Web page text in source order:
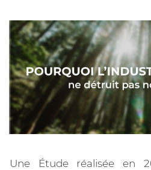
Une Étude réalisée en